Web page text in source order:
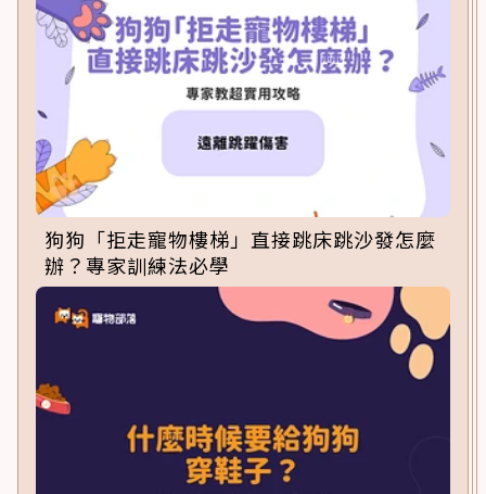
狗狗「拒走寵物樓梯」直接跳床跳沙發怎麼
辦？專家訓練法必學